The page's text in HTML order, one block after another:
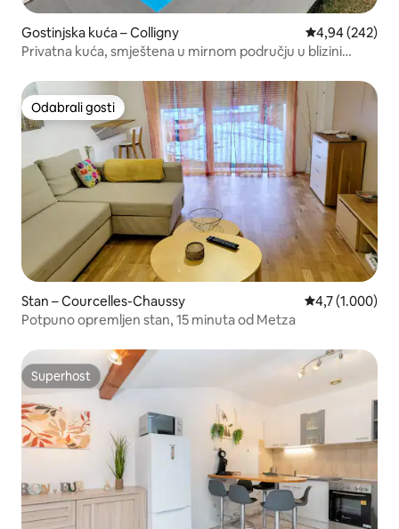
Gostinjska kuća – Colligny Prosječna
4,94 (242)
Privatna kuća, smještena u mirnom području u blizini
Odabrali gosti
Odabrali gosti
Stan – Courcelles-Chaussy Prosječna
4,7 (1.000)
Potpuno opremljen stan, 15 minuta od Metza
Superhost
Superhost